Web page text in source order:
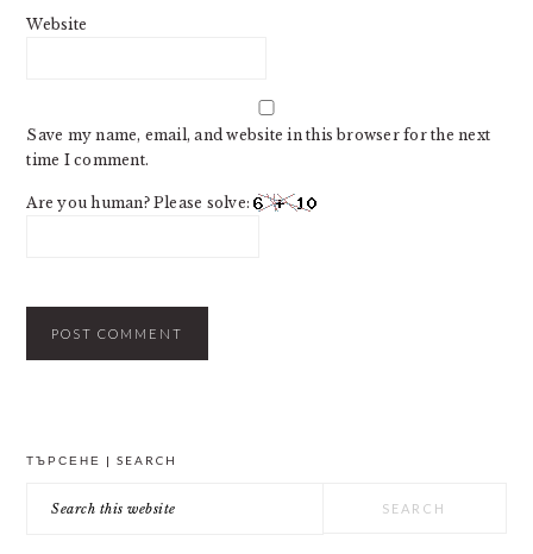
Website
Save my name, email, and website in this browser for the next
time I comment.
Are you human? Please solve:
ТЪРСЕНЕ | SEARCH
this